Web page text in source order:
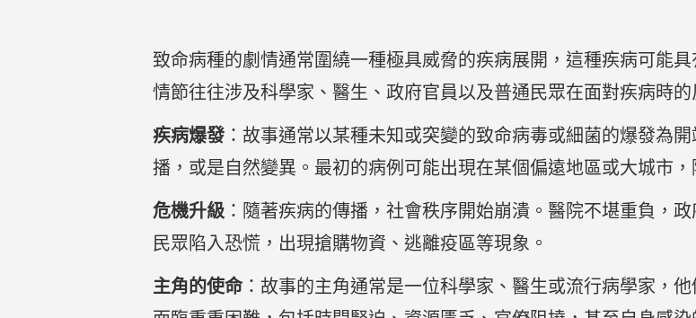
致命病種的劇情通常圍繞一種極具威脅的疾病展開，這種疾病可能
情節往往涉及科學家、醫生、政府官員以及普通民眾在面對疾病時
疾病爆發：故事通常以某種未知或突變的致命病毒或細菌的爆發為
播，或是自然變異。最初的病例可能出現在某個偏遠地區或大城市，
危機升級 ：隨著疾病的傳播，社會秩序開始崩潰。醫院不堪重負，
民眾陷入恐慌，出現搶購物資、逃離疫區等現象。
主角的使命：故事的主角通常是一位科學家、醫生或流行病學家，